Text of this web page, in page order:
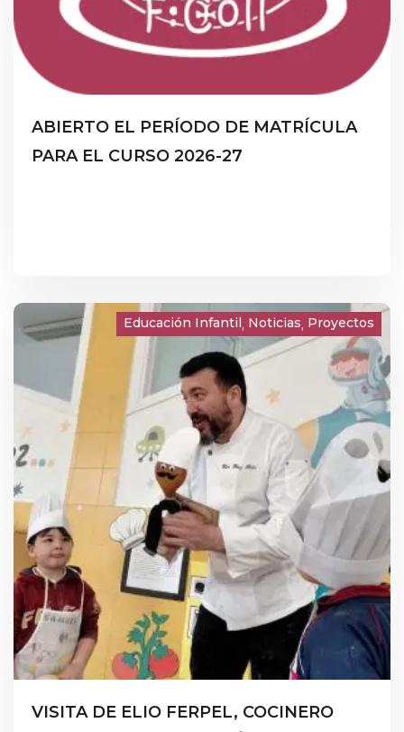
ABIERTO EL PERÍODO DE MATRÍCULA
PARA EL CURSO 2026-27
Educación Infantil Noticias Proyectos
VISITA DE ELIO FERPEL, COCINERO